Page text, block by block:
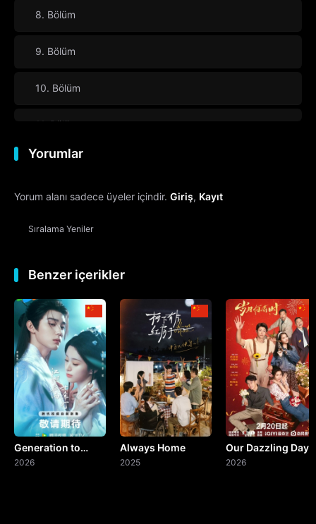
8. Bölüm
9. Bölüm
10. Bölüm
11. Bölüm
12. Bölüm
13. Bölüm
14. Bölüm
15. Bölüm
16. Bölüm
17. Bölüm
18. Bölüm
19. Bölüm
20. Bölüm
Yorumlar
Yorum alanı sadece üyeler içindir. Giriş, Kayıt
Sıralama Yeniler
Benzer içerikler
Generation to
Generation
2026
Always Home
2025
Our Dazzling Days
2026